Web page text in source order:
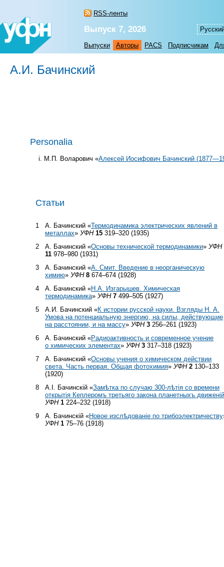
RSS-ленты
Выпуск 7, 2026
Выпуски Авторы PACS Подписчикам
А.И. Бачинский
Personalia
М.П. Воларович «Алексей Иосифович Бачинский
Статьи
1 А. Бачинский «Термодинамика электрических явлений в
металлах» УФН 15 319–320 (1935)
2
А. Бачинский «Основы технической термодинамики» УФН
11 978–980 (1931)
3
А. Бачинский «А. Смит. Введение в неорганическую
химию» УФН 8 674–674 (1928)
4
А. Бачинский «Н.А. Изгарышев. Химическая
термодинамика» УФН 7 499–505 (1927)
5
А.И. Бачинский «К истории русской науки. Взгляды Н. А.
Умова на потенциальную энергию, на силы, действующие
на расстоянии, и на массу» УФН 3 256–261 (1923)
6
А. Бачинский «Радиоактивность и современное учение
о химических элементах» УФН 3 317–318 (1923)
7
А. Бачинский «Основы учения о химическом действии
света. Часть первая. Общая фотохимия» УФН 2 130–133
(1920)
8
А.I. Бачинскiй «Замѣтка по случаю 300-лѣтiя со времени
открытiя Кеплеромъ третьяго закона планетныхъ движенiй
УФН 1 224–232 (1918)
9
А. Бачинскiй «Новое изслѣдованiе по трибоэлектричеству
УФН 1 75–76 (1918)